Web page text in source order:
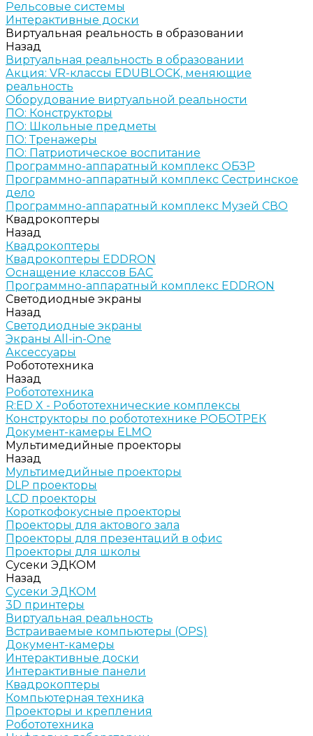
Рельсовые системы
Интерактивные доски
Виртуальная реальность в образовании
Назад
Виртуальная реальность в образовании
Акция: VR-классы EDUBLOCK, меняющие
реальность
Оборудование виртуальной реальности
ПО: Конструкторы
ПО: Школьные предметы
ПО: Тренажеры
ПО: Патриотическое воспитание
Программно-аппаратный комплекс ОБЗР
Программно-аппаратный комплекс Сестринское
дело
Программно-аппаратный комплекс Музей СВО
Квадрокоптеры
Назад
Квадрокоптеры
Квадрокоптеры EDDRON
Оснащение классов БАС
Программно-аппаратный комплекс EDDRON
Светодиодные экраны
Назад
Светодиодные экраны
Экраны All-in-One
Аксессуары
Робототехника
Назад
Робототехника
R:ED X - Робототехнические комплексы
Конструкторы по робототехнике РОБОТРЕК
Документ-камеры ELMO
Мультимедийные проекторы
Назад
Мультимедийные проекторы
DLP проекторы
LCD проекторы
Короткофокусные проекторы
Проекторы для актового зала
Проекторы для презентаций в офис
Проекторы для школы
Сусеки ЭДКОМ
Назад
Сусеки ЭДКОМ
3D принтеры
Виртуальная реальность
Встраиваемые компьютеры (OPS)
Документ-камеры
Интерактивные доски
Интерактивные панели
Квадрокоптеры
Компьютерная техника
Проекторы и крепления
Робототехника